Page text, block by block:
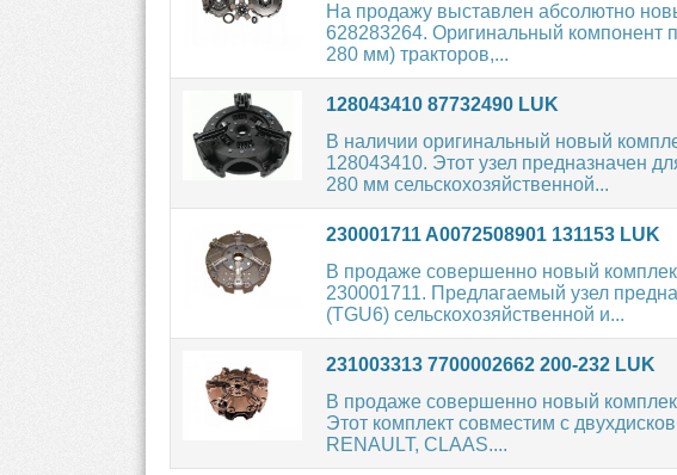
На продажу выставлен абсолютно
628283264. Оригинальный компонент
280 мм) тракторов,...
128043410 87732490 LUK
В наличии оригинальный новый
128043410. Этот узел предназначен
280 мм сельскохозяйственной...
230001711 A0072508901 131153 LUK
В продаже совершенно новый
230001711. Предлагаемый узел
(TGU6) сельскохозяйственной и...
231003313 7700002662 200-232 LUK
В продаже совершенно новый
Этот комплект совместим с
RENAULT, CLAAS....